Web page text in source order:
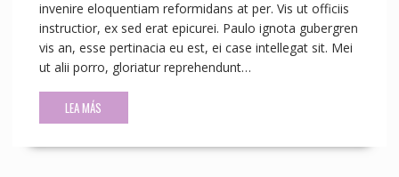
invenire eloquentiam reformidans at per. Vis ut officiis
instructior, ex sed erat epicurei. Paulo ignota gubergren
vis an, esse pertinacia eu est, ei case intellegat sit. Mei
ut alii porro, gloriatur reprehendunt…
LEA MÁS